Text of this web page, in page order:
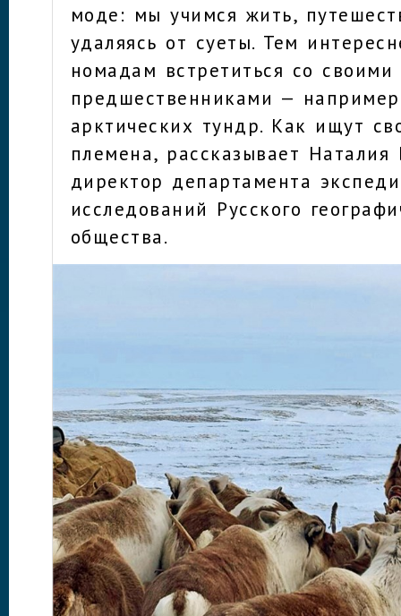
моде: мы учимся жить,
удаляясь от суеты. Тем
номадам встретиться со своими
предшественниками —
арктических тундр. Как ищут
племена, рассказывает Наталия
директор департамента
исследований Русского
общества.